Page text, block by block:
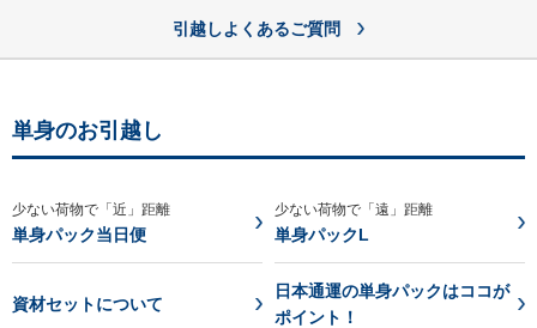
引越しよくあるご質問
単身のお引越し
少ない荷物で「近」距離
単身パック当日便
少ない荷物で「遠」距離
単身パックL
資材セットについて
日本通運の単身パックはココが
ポイント！